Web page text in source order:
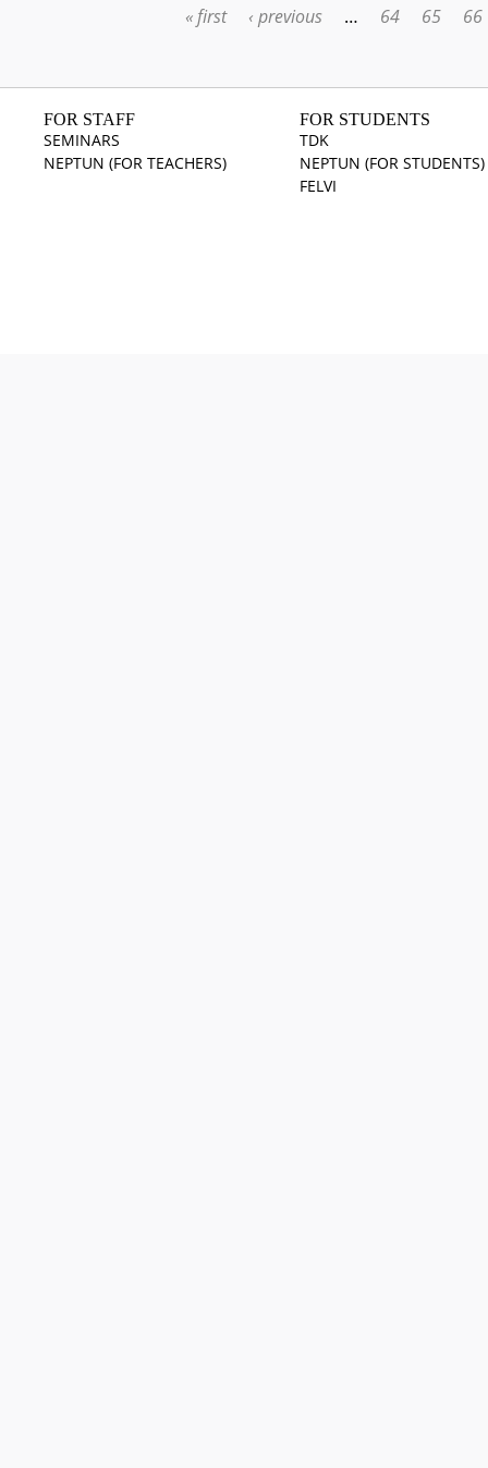
« first ‹ previous … 64 65 66
FOR STAFF
SEMINARS
NEPTUN (FOR TEACHERS)
FOR STUDENTS
TDK
NEPTUN (FOR STUDENTS)
FELVI